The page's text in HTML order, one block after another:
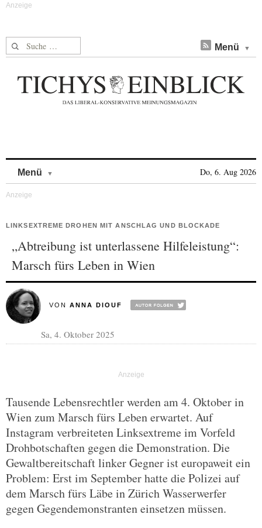
Suche nach: Menü
Menü Do, 6. Aug 2026
LINKSEXTREME DROHEN MIT ANSCHLAG UND BLOCKADE
„Abtreibung ist unterlassene Hilfeleistung“:
Marsch fürs Leben in Wien
VON ANNA DIOUF
Sa, 4. Oktober 2025
Tausende Lebensrechtler werden am 4. Oktober in
Wien zum Marsch fürs Leben erwartet. Auf
Instagram verbreiteten Linksextreme im Vorfeld
Drohbotschaften gegen die Demonstration. Die
Gewaltbereitschaft linker Gegner ist europaweit ein
Problem: Erst im September hatte die Polizei auf
dem Marsch fürs Läbe in Zürich Wasserwerfer
gegen Gegendemonstranten einsetzen müssen.